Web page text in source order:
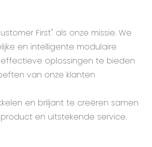
First" als onze missie. We
en intelligente modulaire
oplossingen te bieden
van onze klanten
en briljant te creëren samen
en uitstekende service.